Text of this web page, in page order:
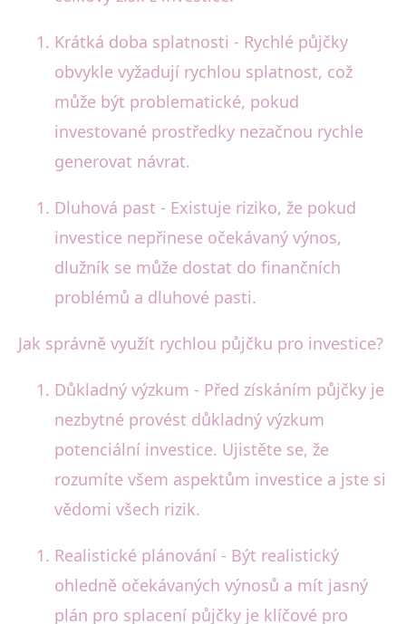
Krátká doba splatnosti - Rychlé půjčky
obvykle vyžadují rychlou splatnost, což
může být problematické, pokud
investované prostředky nezačnou rychle
generovat návrat.
Dluhová past - Existuje riziko, že pokud
investice nepřinese očekávaný výnos,
dlužník se může dostat do finančních
problémů a dluhové pasti.
Jak správně využít rychlou půjčku pro investice?
Důkladný výzkum - Před získáním půjčky je
nezbytné provést důkladný výzkum
potenciální investice. Ujistěte se, že
rozumíte všem aspektům investice a jste si
vědomi všech rizik.
Realistické plánování - Být realistický
ohledně očekávaných výnosů a mít jasný
plán pro splacení půjčky je klíčové pro